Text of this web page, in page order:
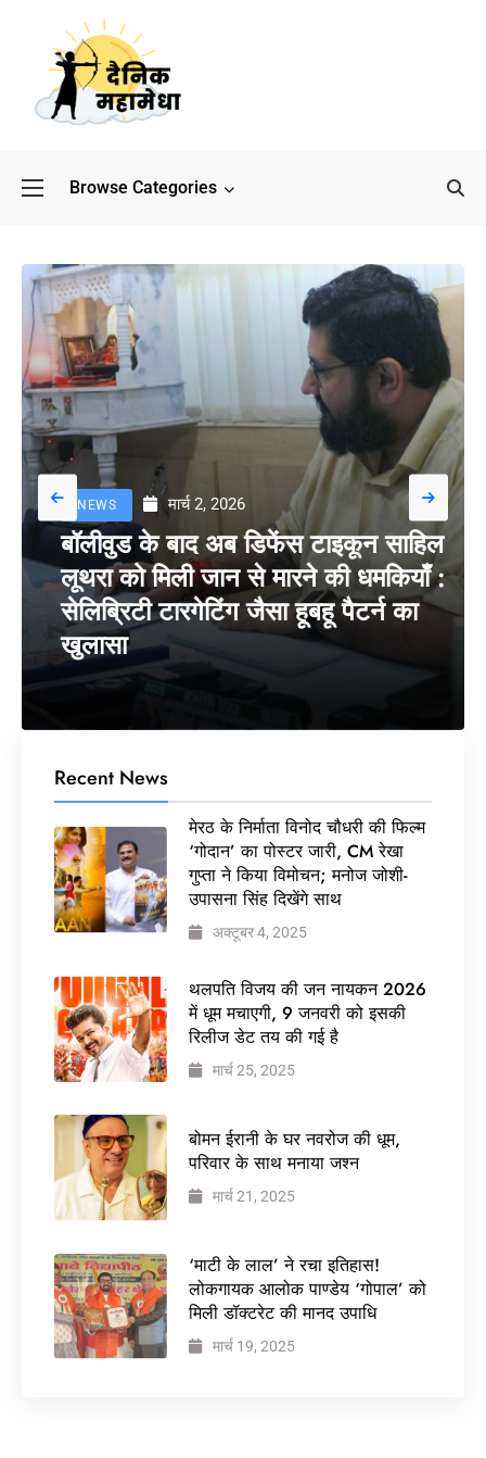
Browse Categories
NEWS मार्च 2, 2026
बॉलीवुड के बाद अब डिफेंस टाइकून साहिल
लूथरा को मिली जान से मारने की धमकियाँ :
सेलिब्रिटी टारगेटिंग जैसा हूबहू पैटर्न का
खुलासा
Recent News
मेरठ के निर्माता विनोद चौधरी की फिल्म
‘गोदान’ का पोस्टर जारी, CM रेखा
गुप्ता ने किया विमोचन; मनोज जोशी-
उपासना सिंह दिखेंगे साथ
अक्टूबर 4, 2025
थलपति विजय की जन नायकन 2026
में धूम मचाएगी, 9 जनवरी को इसकी
रिलीज डेट तय की गई है
मार्च 25, 2025
बोमन ईरानी के घर नवरोज की धूम,
परिवार के साथ मनाया जश्न
मार्च 21, 2025
‘माटी के लाल’ ने रचा इतिहास!
लोकगायक आलोक पाण्डेय ‘गोपाल’ को
मिली डॉक्टरेट की मानद उपाधि
मार्च 19, 2025